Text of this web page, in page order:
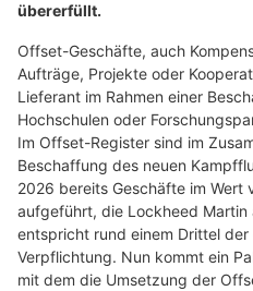
übererfüllt.
Offset-Geschäfte, auch
Aufträge, Projekte oder
Lieferant im Rahmen einer
Hochschulen oder
Im Offset-Register sind im
Beschaffung des neuen
2026 bereits Geschäfte im Wert
aufgeführt, die Lockheed
entspricht rund einem Drittel
Verpflichtung. Nun kommt ein
mit dem die Umsetzung der